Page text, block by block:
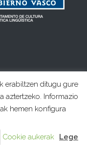
erabiltzen ditugu gure
aztertzeko. Informazio
hemen konfigura
Cookie aukerak
Lege